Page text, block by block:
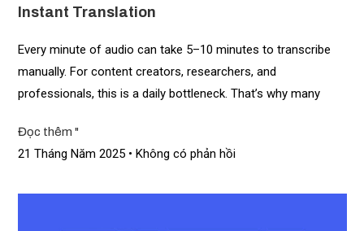
Instant Translation
Every minute of audio can take 5–10 minutes to transcribe
manually. For content creators, researchers, and
professionals, this is a daily bottleneck. That’s why many
Đọc thêm "
21 Tháng Năm 2025 Không có phản hồi